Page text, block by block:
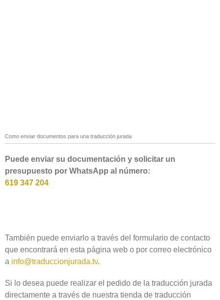
Como enviar documentos para una traducción jurada
Puede enviar su documentación y solicitar un
presupuesto por WhatsApp al número:
619 347 204
También puede enviarlo a través del formulario de contacto
que encontrará en esta página web o por correo electrónico
a info@traduccionjurada.tv.
Si lo desea puede realizar el pedido de la traducción jurada
directamente a través de nuestra tienda de traducción